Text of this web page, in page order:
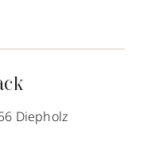
Diepholz